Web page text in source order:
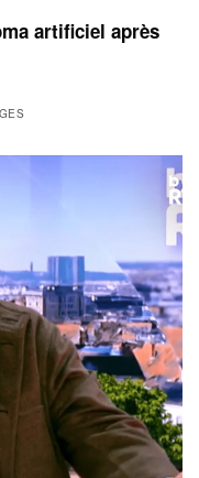
artificiel après